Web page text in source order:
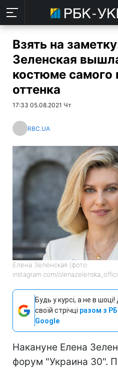
Взять на
Зеленская
костюме самого
оттенка
17:33 05.08.2021 Чт
RBC.UA
Елена Зеленская (фото:
instagram.com/
Будь у курсі, а не в
своїй стрічці разом з
Google
Накануне Елена
форум "Украина 30".